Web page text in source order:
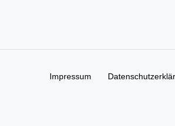
Impressum